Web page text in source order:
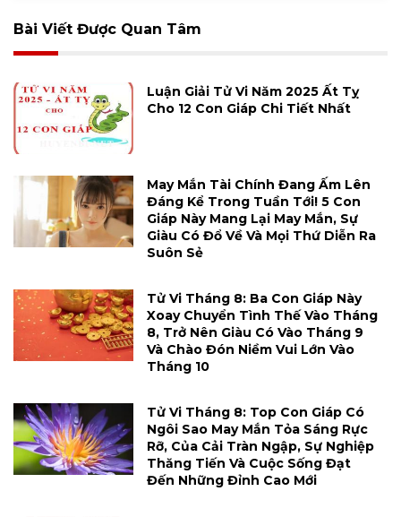
Bài Viết Được Quan Tâm
Luận Giải Tử Vi Năm 2025 Ất Tỵ
Cho 12 Con Giáp Chi Tiết Nhất
May Mắn Tài Chính Đang Ấm Lên
Đáng Kể Trong Tuần Tới! 5 Con
Giáp Này Mang Lại May Mắn, Sự
Giàu Có Đổ Về Và Mọi Thứ Diễn Ra
Suôn Sẻ
Tử Vi Tháng 8: Ba Con Giáp Này
Xoay Chuyển Tình Thế Vào Tháng
8, Trở Nên Giàu Có Vào Tháng 9
Và Chào Đón Niềm Vui Lớn Vào
Tháng 10
Tử Vi Tháng 8: Top Con Giáp Có
Ngôi Sao May Mắn Tỏa Sáng Rực
Rỡ, Của Cải Tràn Ngập, Sự Nghiệp
Thăng Tiến Và Cuộc Sống Đạt
Đến Những Đỉnh Cao Mới